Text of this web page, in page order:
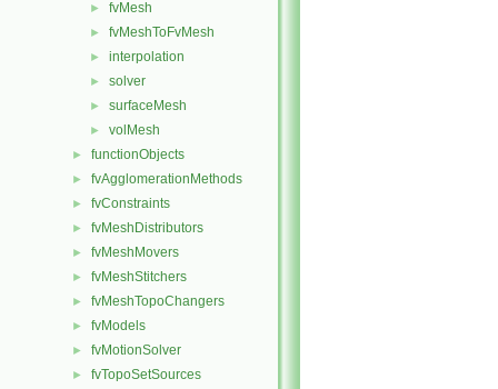
► fvMesh
► fvMeshToFvMesh
► interpolation
► solver
► surfaceMesh
► volMesh
► functionObjects
► fvAgglomerationMethods
► fvConstraints
► fvMeshDistributors
► fvMeshMovers
► fvMeshStitchers
► fvMeshTopoChangers
► fvModels
► fvMotionSolver
► fvTopoSetSources